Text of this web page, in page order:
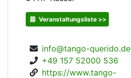
Veranstaltungsliste >>
info@tango-querido.de
+49 157 52000 536
https://www.tango-